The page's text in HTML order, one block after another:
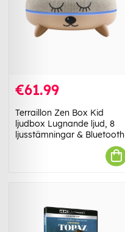
€61.99
Terraillon Zen Box Kid
ljudbox Lugnande ljud, 8
ljusstämningar & Bluetooth